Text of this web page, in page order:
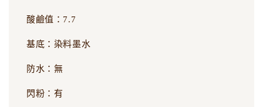
酸鹼值：7.7
基底：染料墨水
防水：無
閃粉：有